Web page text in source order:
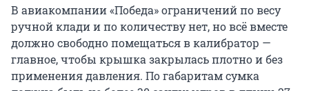
В авиакомпании «Победа» ограничений по весу
ручной клади и по количеству нет, но всё вместе
должно свободно помещаться в калибратор —
главное, чтобы крышка закрылась плотно и без
применения давления. По габаритам сумка